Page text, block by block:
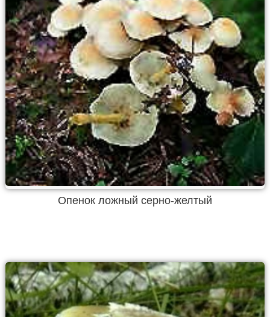
Опенок ложный серно-желтый